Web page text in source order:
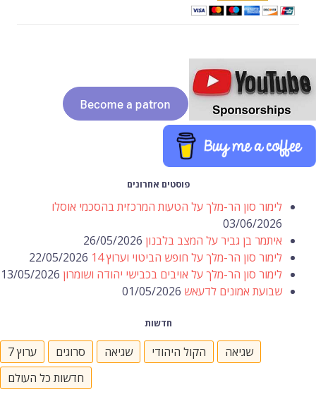
פוסטים אחרונים
לימור סון הר-מלך על הטעות המרכזית בהסכמי אוסלו
03/06/2026
איתמר בן גביר על המצב בלבנון 26/05/2026
לימור סון הר-מלך על חופש הביטוי וערוץ 14
22/05/2026
לימור סון הר-מלך על אויבים בכבישי יהודה ושומרון 13/05/2026
שבועת אמונים לדעאש 01/05/2026
חדשות
ערוץ 7 סרוגים שגיאה הקול היהודי
שגיאה
חדשות כל העולם